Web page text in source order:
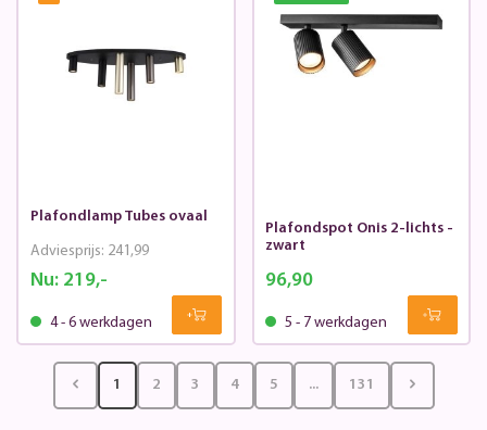
Plafondlamp Tubes ovaal
Nu:219,-
Adviesprijs: 241,99
4 - 6 werkdagen
Plafondspot Onis 2-lichts -
zwart
96,90
5 - 7 werkdagen
1 2 3 4 5 ... 131